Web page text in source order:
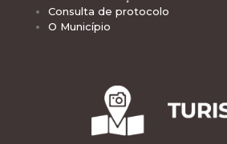
Consulta de protocolo
O Município